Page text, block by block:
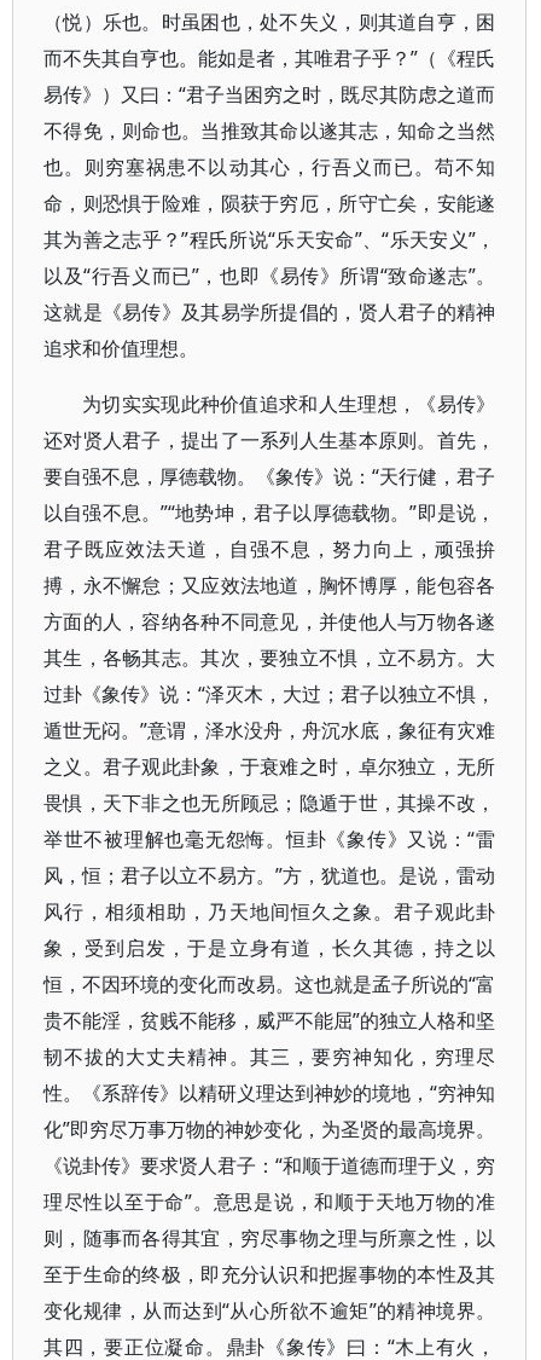
（悦）乐也。时虽困也，处不失义，则其道自亨，困
而不失其自亨也。能如是者，其唯君子乎？”（《程氏
易传》）又曰：“君子当困穷之时，既尽其防虑之道而
不得免，则命也。当推致其命以遂其志，知命之当然
也。则穷塞祸患不以动其心，行吾义而已。苟不知
命，则恐惧于险难，陨获于穷厄，所守亡矣，安能遂
其为善之志乎？”程氏所说“乐天安命”、“乐天安义”，
以及“行吾义而已”，也即《易传》所谓“致命遂志”。
这就是《易传》及其易学所提倡的，贤人君子的精神
追求和价值理想。
为切实实现此种价值追求和人生理想，《易传》
还对贤人君子，提出了一系列人生基本原则。首先，
要自强不息，厚德载物。《象传》说：“天行健，君子
以自强不息。”“地势坤，君子以厚德载物。”即是说，
君子既应效法天道，自强不息，努力向上，顽强拚
搏，永不懈怠；又应效法地道，胸怀博厚，能包容各
方面的人，容纳各种不同意见，并使他人与万物各遂
其生，各畅其志。其次，要独立不惧，立不易方。大
过卦《象传》说：“泽灭木，大过；君子以独立不惧，
遁世无闷。”意谓，泽水没舟，舟沉水底，象征有灾难
之义。君子观此卦象，于衰难之时，卓尔独立，无所
畏惧，天下非之也无所顾忌；隐遁于世，其操不改，
举世不被理解也毫无怨悔。恒卦《象传》又说：“雷
风，恒；君子以立不易方。”方，犹道也。是说，雷动
风行，相须相助，乃天地间恒久之象。君子观此卦
象，受到启发，于是立身有道，长久其德，持之以
恒，不因环境的变化而改易。这也就是孟子所说的“富
贵不能淫，贫贱不能移，威严不能屈”的独立人格和坚
韧不拔的大丈夫精神。其三，要穷神知化，穷理尽
性。《系辞传》以精研义理达到神妙的境地，“穷神知
化”即穷尽万事万物的神妙变化，为圣贤的最高境界。
《说卦传》要求贤人君子：“和顺于道德而理于义，穷
理尽性以至于命”。意思是说，和顺于天地万物的准
则，随事而各得其宜，穷尽事物之理与所禀之性，以
至于生命的终极，即充分认识和把握事物的本性及其
变化规律，从而达到“从心所欲不逾矩”的精神境界。
其四，要正位凝命。鼎卦《象传》曰：“木上有火，